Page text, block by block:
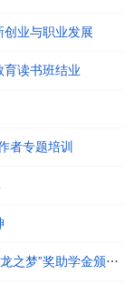
业与职业发展
读书班结业
者专题培训
重庆大学赴绿春县举行2021年“刘汉龙创新团队龙之梦”奖助学金颁发仪式